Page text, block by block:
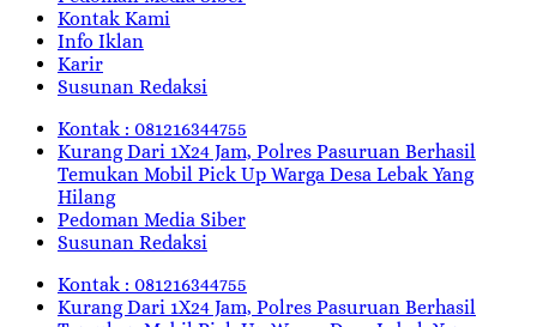
Kontak Kami
Info Iklan
Karir
Susunan Redaksi
Kontak : 081216344755
Kurang Dari 1X24 Jam, Polres Pasuruan Berhasil
Temukan Mobil Pick Up Warga Desa Lebak Yang
Hilang
Pedoman Media Siber
Susunan Redaksi
Kontak : 081216344755
Kurang Dari 1X24 Jam, Polres Pasuruan Berhasil